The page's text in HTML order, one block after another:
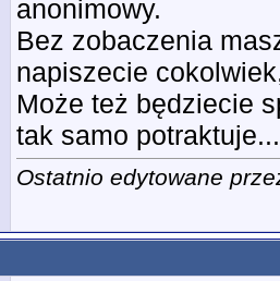
anonimowy.
Bez zobaczenia
napiszecie
Może też będziecie
tak samo
Ostatnio edytowane